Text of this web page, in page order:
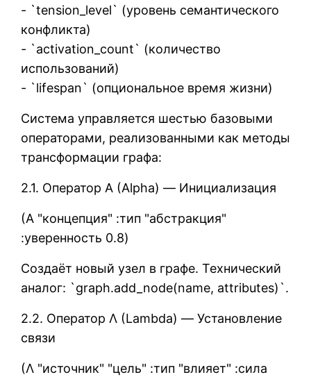
- `tension_level` (уровень семантического
конфликта)
- `activation_count` (количество
использований)
- `lifespan` (опциональное время жизни)
Система управляется шестью базовыми
операторами, реализованными как методы
трансформации графа:
2.1. Оператор Α (Alpha) — Инициализация
(Α "концепция" :тип "абстракция"
:уверенность 0.8)
Создаёт новый узел в графе. Технический
аналог: `graph.add_node(name, attributes)`.
2.2. Оператор Λ (Lambda) — Установление
связи
(Λ "источник" "цель" :тип "влияет" :сила